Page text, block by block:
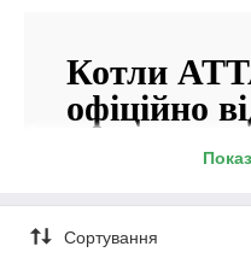
Котли
офіційно
Сортування